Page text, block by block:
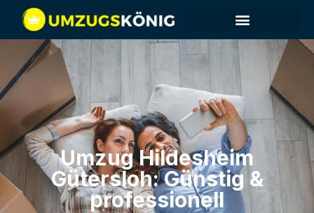
Umzug Hildesheim​
Gütersloh: Günstig &
professionell​